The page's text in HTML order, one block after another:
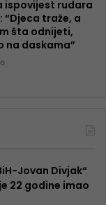
ispovijest rudara
“Djeca traže, a
šta odnijeti,
na daskama”
Jovan Divjak“
22 godine imao